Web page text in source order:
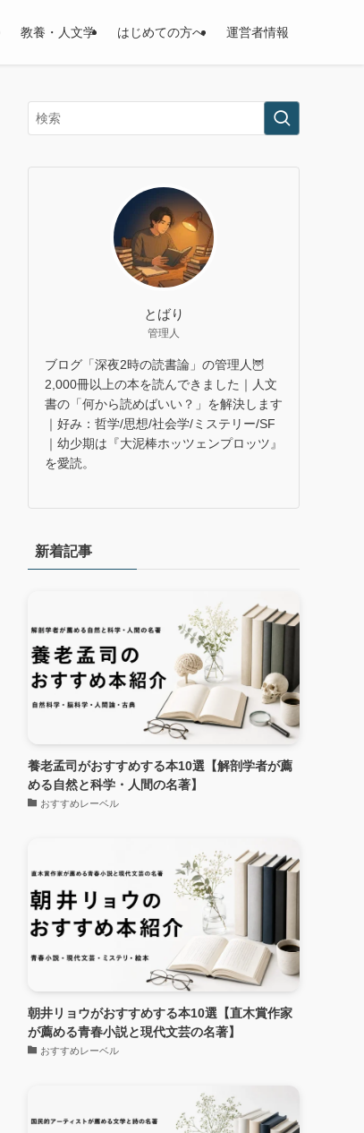
教養・人文学 はじめての方へ 運営者情報
とばり
管理人
ブログ「深夜2時の読書論」の管理人🦉
2,000冊以上の本を読んできました｜人文
書の「何から読めばいい？」を解決します
｜好み：哲学/思想/社会学/ミステリー/SF
｜幼少期は『大泥棒ホッツェンプロッツ』
を愛読。
新着記事
養老孟司がおすすめする本10選【解剖学者が薦
める自然と科学・人間の名著】
おすすめレーベル
朝井リョウがおすすめする本10選【直木賞作家
が薦める青春小説と現代文芸の名著】
おすすめレーベル